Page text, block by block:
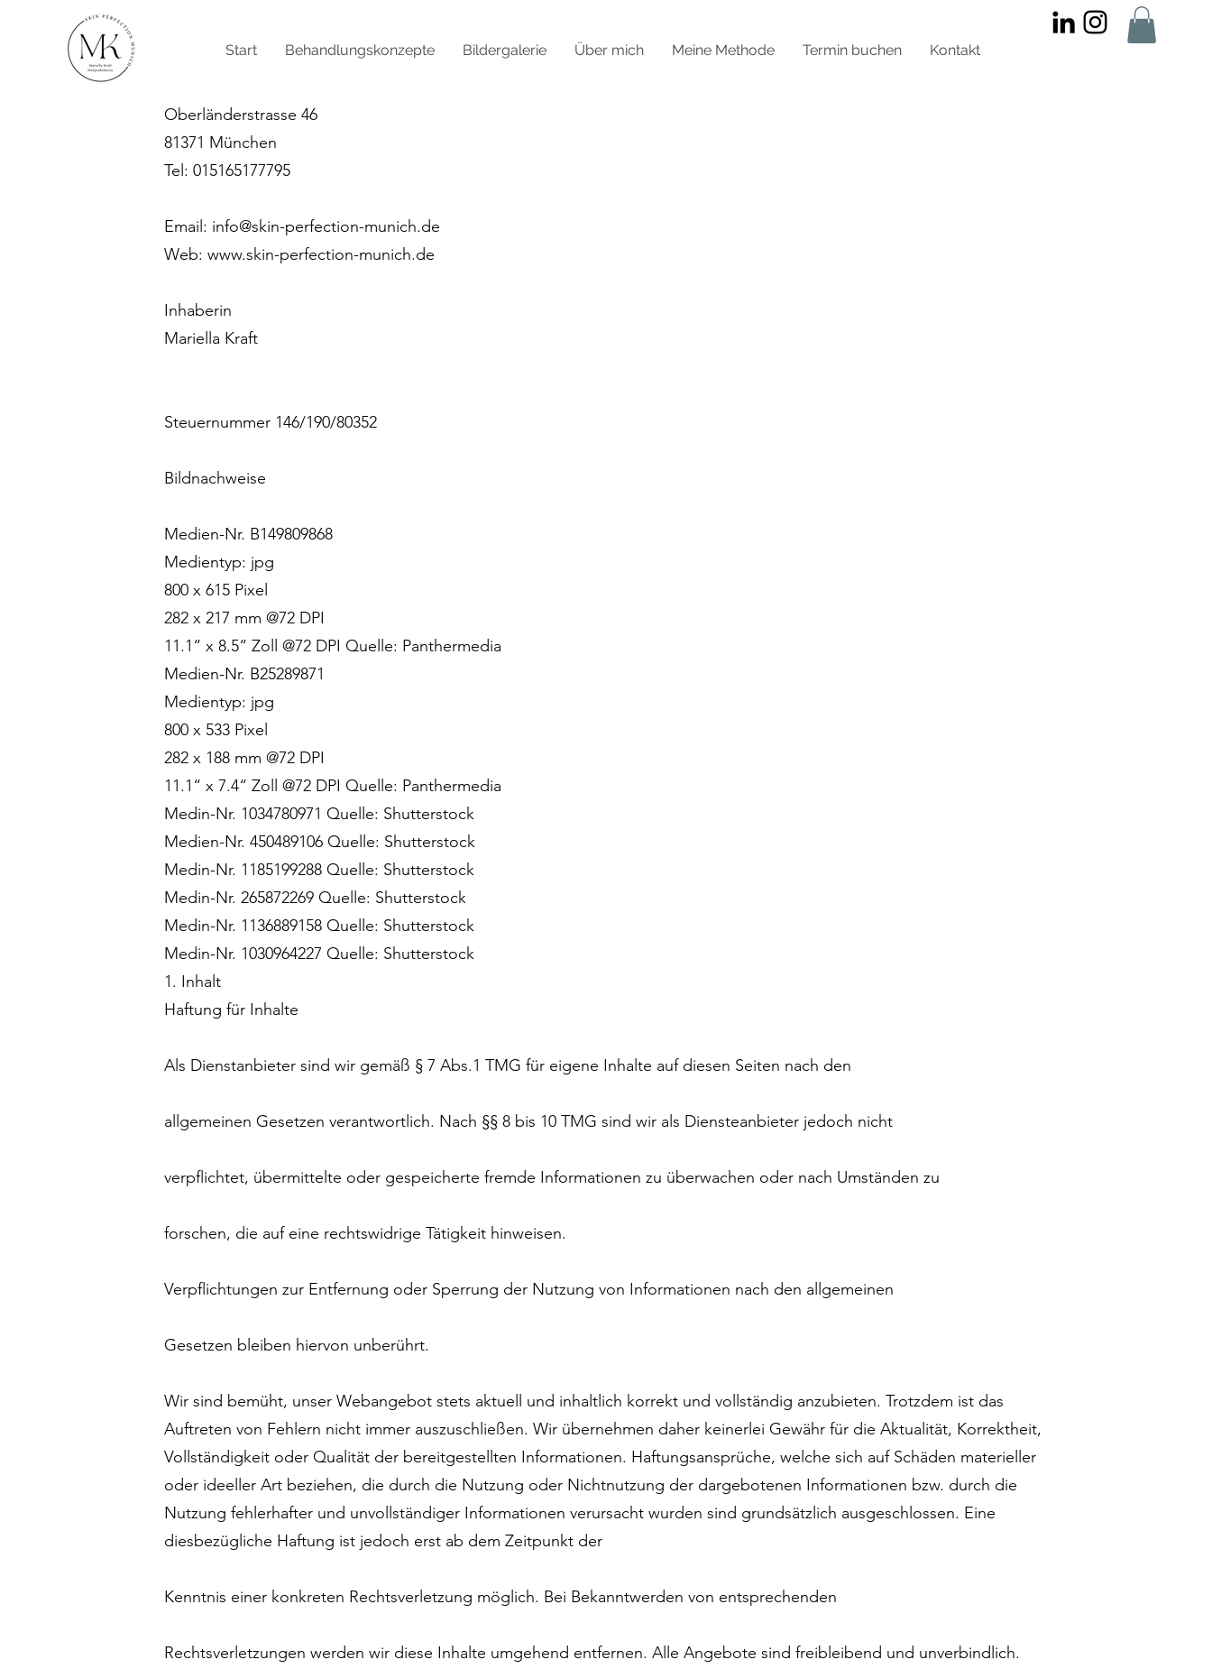
Start Behandlungskonzepte Bildergalerie Über mich Meine Methode Termin buchen Kontakt
Oberländerstrasse 46
81371 München
Tel: 015165177795
Email: info@skin-perfection-munich.de
Web: www.skin-perfection-munich.de
Inhaberin
Mariella Kraft
Steuernummer 146/190/80352
Bildnachweise
Medien-Nr. B149809868
Medientyp: jpg
800 x 615 Pixel
282 x 217 mm @72 DPI
11.1“ x 8.5“ Zoll @72 DPI Quelle: Panthermedia
Medien-Nr. B25289871
Medientyp: jpg
800 x 533 Pixel
282 x 188 mm @72 DPI
11.1“ x 7.4“ Zoll @72 DPI Quelle: Panthermedia
Medin-Nr. 1034780971 Quelle: Shutterstock
Medien-Nr. 450489106 Quelle: Shutterstock
Medin-Nr. 1185199288 Quelle: Shutterstock
Medin-Nr. 265872269 Quelle: Shutterstock
Medin-Nr. 1136889158 Quelle: Shutterstock
Medin-Nr. 1030964227 Quelle: Shutterstock
1. Inhalt
Haftung für Inhalte
Als Dienstanbieter sind wir gemäß § 7 Abs.1 TMG für eigene Inhalte auf diesen Seiten nach den
allgemeinen Gesetzen verantwortlich. Nach §§ 8 bis 10 TMG sind wir als Diensteanbieter jedoch nicht
verpflichtet, übermittelte oder gespeicherte fremde Informationen zu überwachen oder nach Umständen zu
forschen, die auf eine rechtswidrige Tätigkeit hinweisen.
Verpflichtungen zur Entfernung oder Sperrung der Nutzung von Informationen nach den allgemeinen
Gesetzen bleiben hiervon unberührt.
Wir sind bemüht, unser Webangebot stets aktuell und inhaltlich korrekt und vollständig anzubieten. Trotzdem ist das
Auftreten von Fehlern nicht immer auszuschließen. Wir übernehmen daher keinerlei Gewähr für die Aktualität, Korrektheit,
Vollständigkeit oder Qualität der bereitgestellten Informationen. Haftungsansprüche, welche sich auf Schäden materieller
oder ideeller Art beziehen, die durch die Nutzung oder Nichtnutzung der dargebotenen Informationen bzw. durch die
Nutzung fehlerhafter und unvollständiger Informationen verursacht wurden sind grundsätzlich ausgeschlossen. Eine
diesbezügliche Haftung ist jedoch erst ab dem Zeitpunkt der
Kenntnis einer konkreten Rechtsverletzung möglich. Bei Bekanntwerden von entsprechenden
Rechtsverletzungen werden wir diese Inhalte umgehend entfernen. Alle Angebote sind freibleibend und unverbindlich.